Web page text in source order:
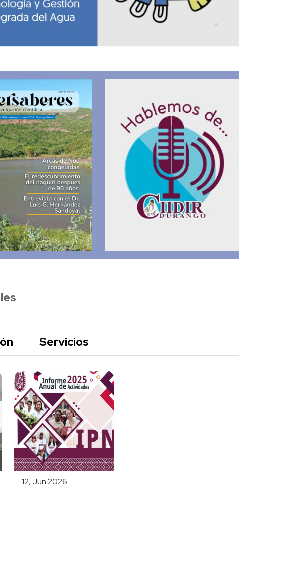
Servicios
12, Jun 2026